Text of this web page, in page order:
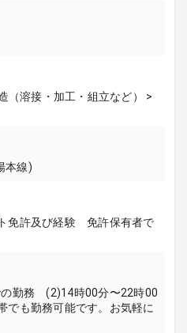
（溶接・加工・組立など） >
本線)
免許及び経験 免許保有者で
勤務 (2)14時00分〜22時00
も勤務可能です。お気軽に